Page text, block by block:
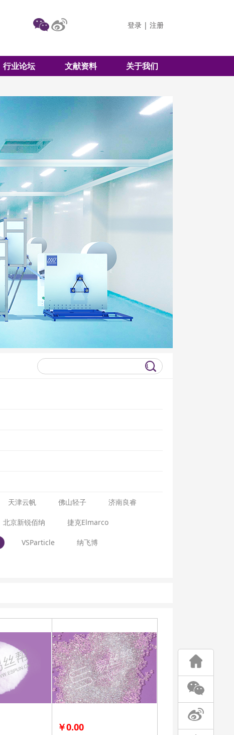
登录 | 注册
行业论坛 文献资料 关于我们
天津云帆 佛山轻子 济南良睿
北京新锐佰纳 捷克Elmarco
VSParticle 纳飞博
￥0.00